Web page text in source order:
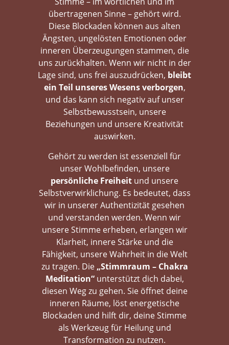
übertragenen Sinne – gehört wird.
Diese Blockaden können aus alten
Ängsten, ungelösten Emotionen oder
inneren Überzeugungen stammen, die
uns zurückhalten. Wenn wir nicht in der
Lage sind, uns frei auszudrücken, bleibt
ein Teil unseres Wesens verborgen,
und das kann sich negativ auf unser
Selbstbewusstsein, unsere
Beziehungen und unsere Kreativität
auswirken.
Gehört zu werden ist essenziell für
unser Wohlbefinden, unsere
persönliche Freiheit und unsere
Selbstverwirklichung. Es bedeutet, dass
wir in unserer Authentizität gesehen
und verstanden werden. Wenn wir
unsere Stimme erheben, erlangen wir
Klarheit, innere Stärke und die
Fähigkeit, unsere Wahrheit in die Welt
zu tragen. Die „Stimmraum – Chakra
Meditation“unterstützt dich dabei,
diesen Weg zu gehen. Sie öffnet deine
inneren Räume, löst energetische
Blockaden und hilft dir, deine Stimme
als Werkzeug für Heilung und
Transformation zu nutzen.